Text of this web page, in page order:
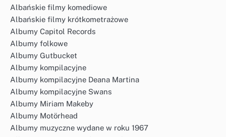
Albańskie filmy komediowe
Albańskie filmy krótkometrażowe
Albumy Capitol Records
Albumy folkowe
Albumy Gutbucket
Albumy kompilacyjne
Albumy kompilacyjne Deana Martina
Albumy kompilacyjne Swans
Albumy Miriam Makeby
Albumy Motörhead
Albumy muzyczne wydane w roku 1967